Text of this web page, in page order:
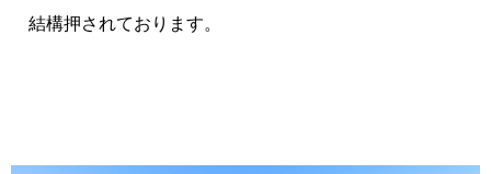
結構押されております。